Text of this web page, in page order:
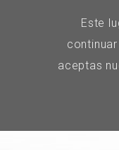
Este
aceptas